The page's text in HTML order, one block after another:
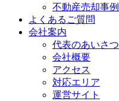
不動産売却事例
よくあるご質問
会社案内
代表のあいさつ
会社概要
アクセス
対応エリア
運営サイト